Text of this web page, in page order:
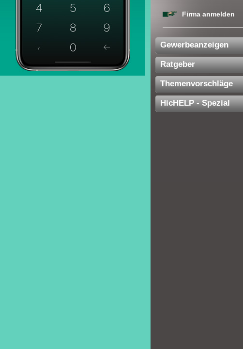
Firma anmelden
Gewerbeanzeigen
Ratgeber
Themenvorschläge
HicHELP - Spezial